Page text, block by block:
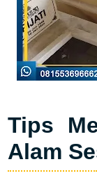
Tips
Alam